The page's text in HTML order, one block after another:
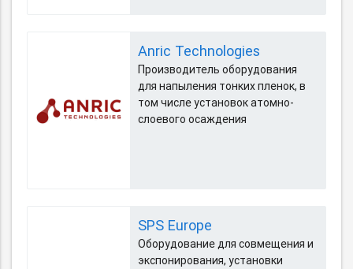
Anric Technologies
Производитель оборудования
для напыления тонких пленок, в
том числе установок атомно-
слоевого осаждения
SPS Europe
Оборудование для совмещения и
экспонирования, установки